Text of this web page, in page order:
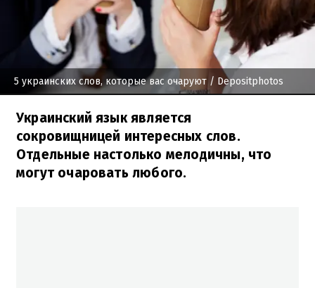
5 украинских слов, которые вас очаруют / Depositphotos
Украинский язык является
сокровищницей интересных слов.
Отдельные настолько мелодичны, что
могут очаровать любого.